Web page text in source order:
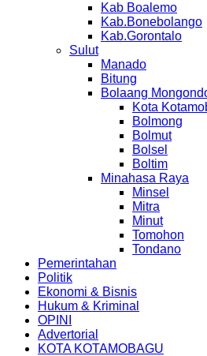
Kab Boalemo
Kab.Bonebolango
Kab.Gorontalo
Sulut
Manado
Bitung
Bolaang
Kota
Bolmong
Bolmut
Bolsel
Boltim
Minahasa Raya
Minsel
Mitra
Minut
Tomohon
Tondano
Pemerintahan
Politik
Ekonomi & Bisnis
Hukum & Kriminal
OPINI
Advertorial
KOTA KOTAMOBAGU